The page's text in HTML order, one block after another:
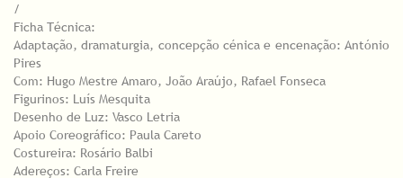
/
Ficha Técnica:
Adaptação, dramaturgia, concepção cénica e encenação: António
Pires
Com: Hugo Mestre Amaro, João Araújo, Rafael Fonseca
Figurinos: Luís Mesquita
Desenho de Luz: Vasco Letria
Apoio Coreográfico: Paula Careto
Costureira: Rosário Balbi
Adereços: Carla Freire